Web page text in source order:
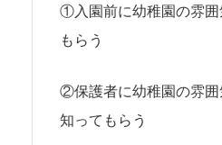
①入園前に幼稚園の雰囲
もらう
②保護者に幼稚園の雰囲
知ってもらう